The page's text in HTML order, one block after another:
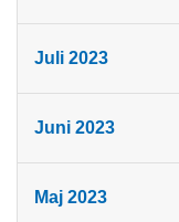
Juli 2023
Juni 2023
Maj 2023